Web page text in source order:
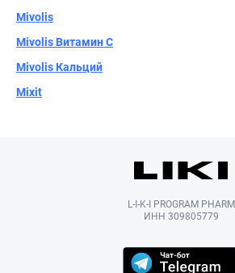
Mivolis
Mivolis Витамин C
Mivolis Кальций
Mixit
L-I-K-I PROGRAM PHARM
ИНН 309805779